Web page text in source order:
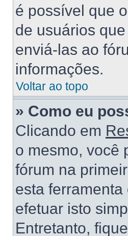
é possível que
de usuários
enviá-las ao
informações.
Voltar ao topo
» Como eu
Clicando em
o mesmo, você
fórum na
esta
efetuar isto
Entretanto,